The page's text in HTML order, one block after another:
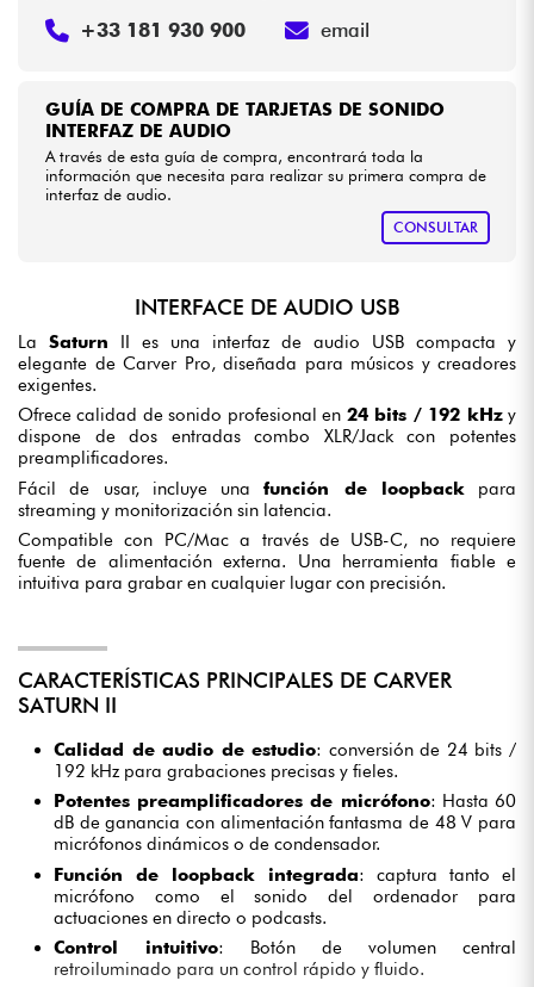
GUÍA DE COMPRA DE TARJETAS DE SONIDO
INTERFAZ DE AUDIO
A través de esta guía de compra, encontrará toda la
información que necesita para realizar su primera compra de
interfaz de audio.
CONSULTAR
+33 181 930 900 email
INTERFACE DE AUDIO USB
La Saturn II es una interfaz de audio USB compacta y
elegante de Carver Pro, diseñada para músicos y creadores
exigentes.
Ofrece calidad de sonido profesional en 24 bits / 192 kHzy
dispone de dos entradas combo XLR/Jack con potentes
preamplificadores.
Fácil de usar, incluye unafunción de loopbackpara
streaming y monitorización sin latencia.
Compatible con PC/Mac a través de USB-C, no requiere
fuente de alimentación externa. Una herramienta fiable e
intuitiva para grabar en cualquier lugar con precisión.
CARACTERÍSTICAS PRINCIPALES DE CARVER
SATURN II
Calidad de audio de estudio: conversión de 24 bits /
192 kHz para grabaciones precisas y fieles.
Potentes preamplificadores de micrófono: Hasta 60
dB de ganancia con alimentación fantasma de 48 V para
micrófonos dinámicos o de condensador.
Función de loopback integrada: captura tanto el
micrófono como el sonido del ordenador para
actuaciones en directo o podcasts.
Control intuitivo: Botón de volumen central
retroiluminado para un control rápido y fluido.